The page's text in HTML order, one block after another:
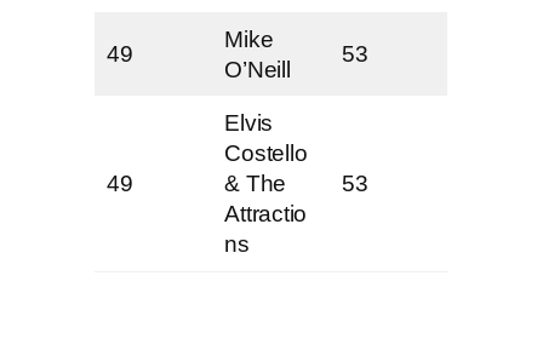
49
Mike
O’Neill
53
49
Elvis
Costello
& The
Attractio
ns
53